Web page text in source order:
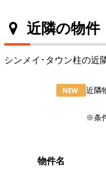
近隣の物件
シンメイ･タウン柱の近
NEW
近隣
※条
物件名